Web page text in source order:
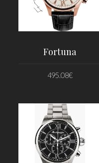
Fortuna
495.08€